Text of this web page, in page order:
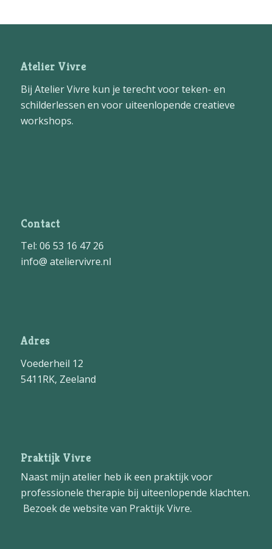
Atelier Vivre
Bij Atelier Vivre kun je terecht voor teken- en
schilderlessen en voor uiteenlopende creatieve
workshops.
Contact
Tel: 06 53 16 47 26
info@ ateliervivre.nl
Adres
Voederheil 12
5411RK, Zeeland
Praktijk Vivre
Naast mijn atelier heb ik een praktijk voor
professionele therapie bij uiteenlopende klachten.
Bezoek de website van Praktijk Vivre.